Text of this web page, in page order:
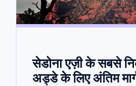
सेडोना एज़ी के सबसे
अड्डे के लिए अंतिम